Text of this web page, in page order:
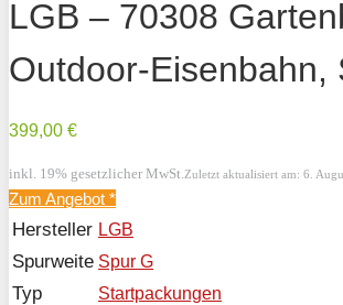
LGB – 70308
Outdoor-Eisenbahn,
399,00 €
inkl. 19% gesetzlicher MwSt. Zuletzt aktualisiert am: 6.
Zum Angebot *
Hersteller LGB
Spurweite Spur G
Typ Startpackungen